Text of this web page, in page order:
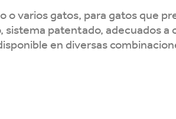
o varios gatos, para gatos que
patentado, adecuados
en diversas